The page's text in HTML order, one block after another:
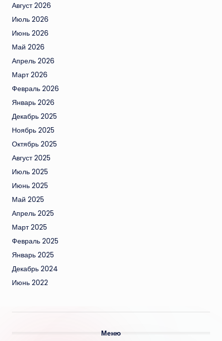
Август 2026
Июль 2026
Июнь 2026
Май 2026
Апрель 2026
Март 2026
Февраль 2026
Январь 2026
Декабрь 2025
Ноябрь 2025
Октябрь 2025
Август 2025
Июль 2025
Июнь 2025
Май 2025
Апрель 2025
Март 2025
Февраль 2025
Январь 2025
Декабрь 2024
Июнь 2022
Меню